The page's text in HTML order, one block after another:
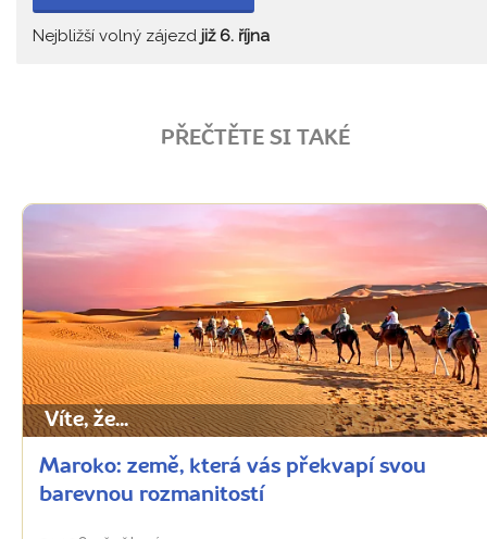
Nejbližší volný zájezd již 6. října
PŘEČTĚTE SI TAKÉ
Víte, že...
Maroko: země, která vás překvapí svou
barevnou rozmanitostí